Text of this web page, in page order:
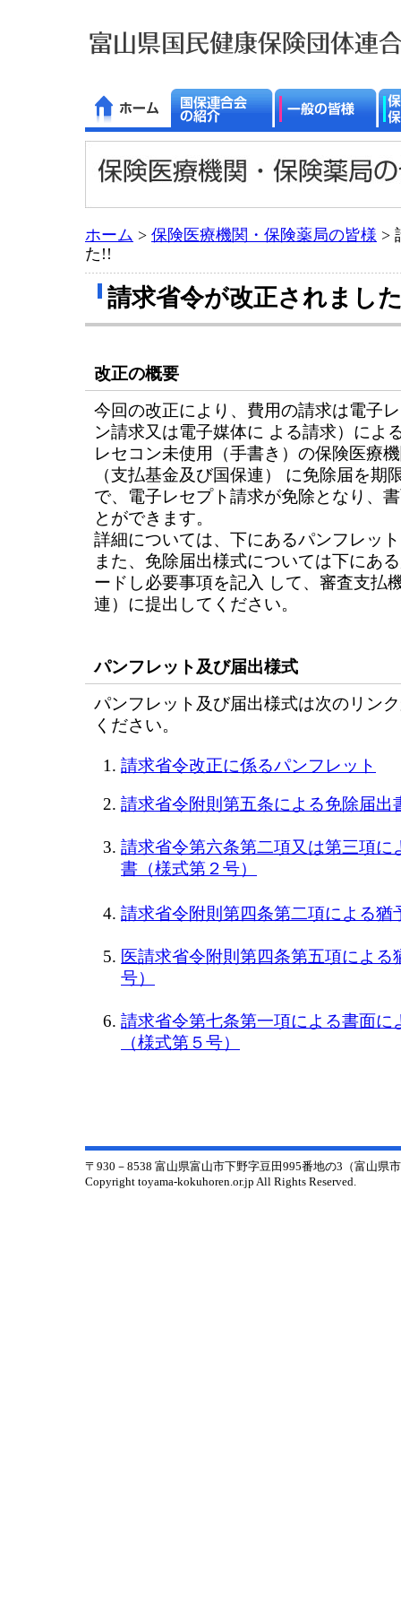
ホーム > 保険医療機関・保険薬局の皆様 >
た!!
請求省令が改正されまし
改正の概要
今回の改正により、費用の請求は電子
ン請求又は電子媒体に よる請求）によ
レセコン未使用（手書き）の保険医療
（支払基金及び国保連） に免除届を期
で、電子レセプト請求が免除となり、
とができます。
詳細については、下にあるパンフレッ
また、免除届出様式については下にあ
ードし必要事項を記入 して、審査支払
連）に提出してください。
パンフレット及び届出様式
パンフレット及び届出様式は次のリン
ください。
請求省令改正に係るパンフレット
請求省令附則第五条による免除届出
請求省令第六条第二項又は第三項に
書（様式第２号）
請求省令附則第四条第二項による猶
医請求省令附則第四条第五項によ
号）
請求省令第七条第一項による書面に
（様式第５号）
〒930－8538 富山県富山市下野字豆田995番地の3（富山県
Copyright toyama-kokuhoren.or.jp All Rights Reserved.